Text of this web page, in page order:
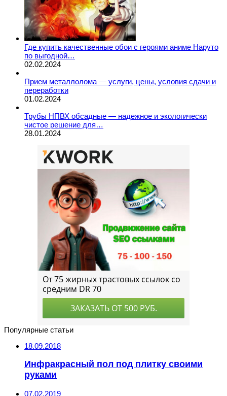
Где купить качественные обои с героями аниме Наруто
по выгодной…
02.02.2024
Прием металлолома — услуги, цены, условия сдачи и
переработки
01.02.2024
Трубы НПВХ обсадные — надежное и экологически
чистое решение для…
28.01.2024
Популярные статьи
18.09.2018
Инфракрасный пол под плитку своими
руками
07.02.2019